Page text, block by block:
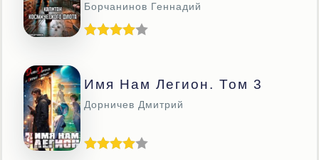
Борчанинов Геннадий
Имя Нам Легион. Том 3
Дорничев Дмитрий